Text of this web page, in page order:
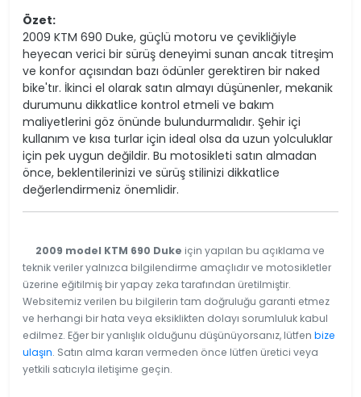
Özet:
2009 KTM 690 Duke, güçlü motoru ve çevikliğiyle
heyecan verici bir sürüş deneyimi sunan ancak titreşim
ve konfor açısından bazı ödünler gerektiren bir naked
bike'tır. İkinci el olarak satın almayı düşünenler, mekanik
durumunu dikkatlice kontrol etmeli ve bakım
maliyetlerini göz önünde bulundurmalıdır. Şehir içi
kullanım ve kısa turlar için ideal olsa da uzun yolculuklar
için pek uygun değildir. Bu motosikleti satın almadan
önce, beklentilerinizi ve sürüş stilinizi dikkatlice
değerlendirmeniz önemlidir.
2009 model KTM 690 Duke için yapılan bu açıklama ve
teknik veriler yalnızca bilgilendirme amaçlıdır ve motosikletler
üzerine eğitilmiş bir yapay zeka tarafından üretilmiştir.
Websitemiz verilen bu bilgilerin tam doğruluğu garanti etmez
ve herhangi bir hata veya eksiklikten dolayı sorumluluk kabul
edilmez. Eğer bir yanlışlık olduğunu düşünüyorsanız, lütfen bize
ulaşın. Satın alma kararı vermeden önce lütfen üretici veya
yetkili satıcıyla iletişime geçin.